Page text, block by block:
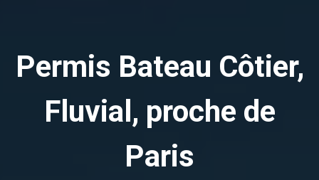
Permis Bateau Côtier,
Fluvial, proche de
Paris